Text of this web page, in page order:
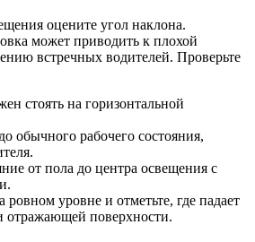
оцените угол наклона.
может приводить к плохой
встречных водителей. Проверьте
стоять на горизонтальной
обычного рабочего состояния,
от пола до центра освещения с
ровном уровне и отметьте, где падает
отражающей поверхности.